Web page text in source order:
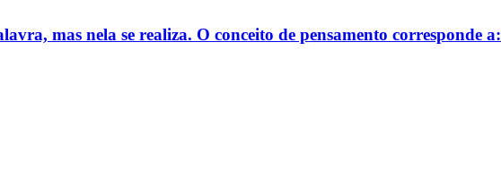
mas nela se realiza. O conceito de pensamento corresponde a: